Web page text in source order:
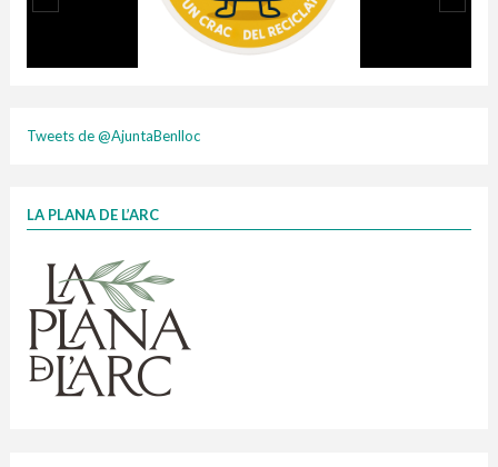
1 contenidors intel·ligents
Finançat per la Unió Europea – NextGenerationEU
Tweets de @AjuntaBenlloc
LA PLANA DE L’ARC